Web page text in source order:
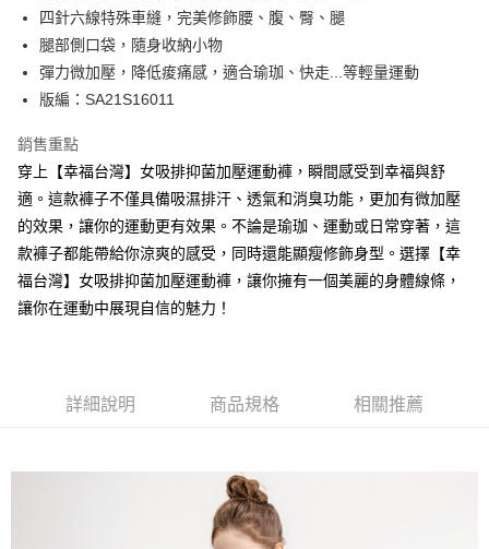
ATM付款
貨到付款
全家取貨付款
每筆NT$100，滿NT$699(含以上)免運費
付款後全家取貨
每筆NT$100，滿NT$699(含以上)免運費
萊爾富取貨付款
每筆NT$100，滿NT$699(含以上)免運費
每筆NT$100，滿NT$699(含以上)免運費
四針六線特殊車縫，完美修飾腰、腹、臀、腿
腿部側口袋，隨身收納小物
彈力微加壓，降低痠痛感，適合瑜珈、快走...等輕量運動
版編：SA21S16011
銷售重點
穿上【幸福台灣】女吸排抑菌加壓運動褲，瞬間感受到幸福與舒
適。這款褲子不僅具備吸濕排汗、透氣和消臭功能，更加有微加壓
的效果，讓你的運動更有效果。不論是瑜珈、運動或日常穿著，這
款褲子都能帶給你涼爽的感受，同時還能顯瘦修飾身型。選擇【幸
福台灣】女吸排抑菌加壓運動褲，讓你擁有一個美麗的身體線條，
讓你在運動中展現自信的魅力！
詳細說明 商品規格 相關推薦